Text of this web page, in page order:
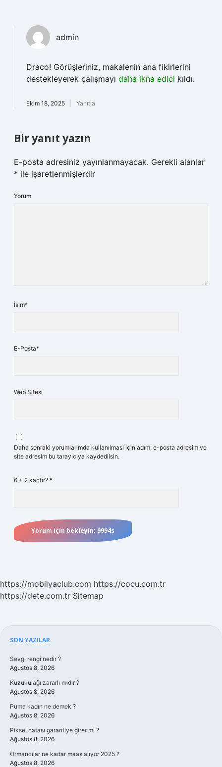
admin
Draco! Görüşleriniz, makalenin ana fikirlerini
destekleyerek çalışmayı daha ikna edici kıldı.
Ekim 18, 2025 Yanıtla
Bir yanıt yazın
E-posta adresiniz yayınlanmayacak. Gerekli alanlar
* ile işaretlenmişlerdir
Yorum
İsim*
E-Posta*
Web Sitesi
Daha sonraki yorumlarımda kullanılması için adım, e-posta adresim ve
site adresim bu tarayıcıya kaydedilsin.
6 + 2 kaçtır? *
https://mobilyaclub.com https://cocu.com.tr
https://dete.com.tr Sitemap
Sidebar
SON YAZILAR
Sevgi rengi nedir ?
Ağustos 8, 2026
Kuzukulağı zararlı mıdır ?
Ağustos 8, 2026
Puma kadın ne demek ?
Ağustos 8, 2026
Piksel hatası garantiye girer mi ?
Ağustos 8, 2026
Ormancılar ne kadar maaş alıyor 2025 ?
Ağustos 8, 2026